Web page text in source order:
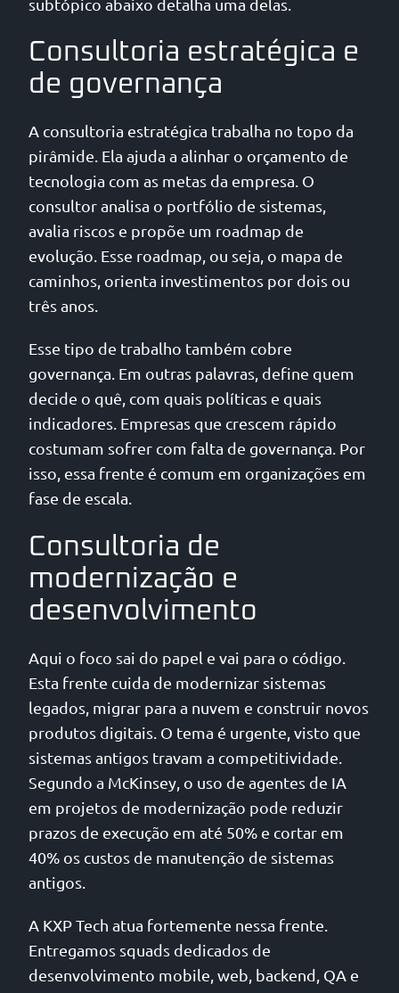
subtópico abaixo detalha uma delas.
Consultoria estratégica e
de governança
A consultoria estratégica trabalha no topo da
pirâmide. Ela ajuda a alinhar o orçamento de
tecnologia com as metas da empresa. O
consultor analisa o portfólio de sistemas,
avalia riscos e propõe um roadmap de
evolução. Esse roadmap, ou seja, o mapa de
caminhos, orienta investimentos por dois ou
três anos.
Esse tipo de trabalho também cobre
governança. Em outras palavras, define quem
decide o quê, com quais políticas e quais
indicadores. Empresas que crescem rápido
costumam sofrer com falta de governança. Por
isso, essa frente é comum em organizações em
fase de escala.
Consultoria de
modernização e
desenvolvimento
Aqui o foco sai do papel e vai para o código.
Esta frente cuida de modernizar sistemas
legados, migrar para a nuvem e construir novos
produtos digitais. O tema é urgente, visto que
sistemas antigos travam a competitividade.
Segundo a McKinsey, o uso de agentes de IA
em projetos de modernização pode reduzir
prazos de execução em até 50% e cortar em
40% os custos de manutenção de sistemas
antigos.
A KXP Tech atua fortemente nessa frente.
Entregamos squads dedicados de
desenvolvimento mobile, web, backend, QA e